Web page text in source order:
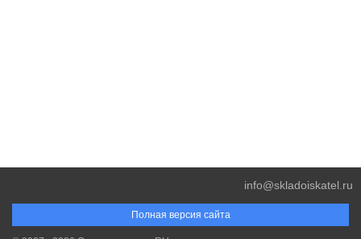
Полная версия сайта
info@skladoiskatel.ru